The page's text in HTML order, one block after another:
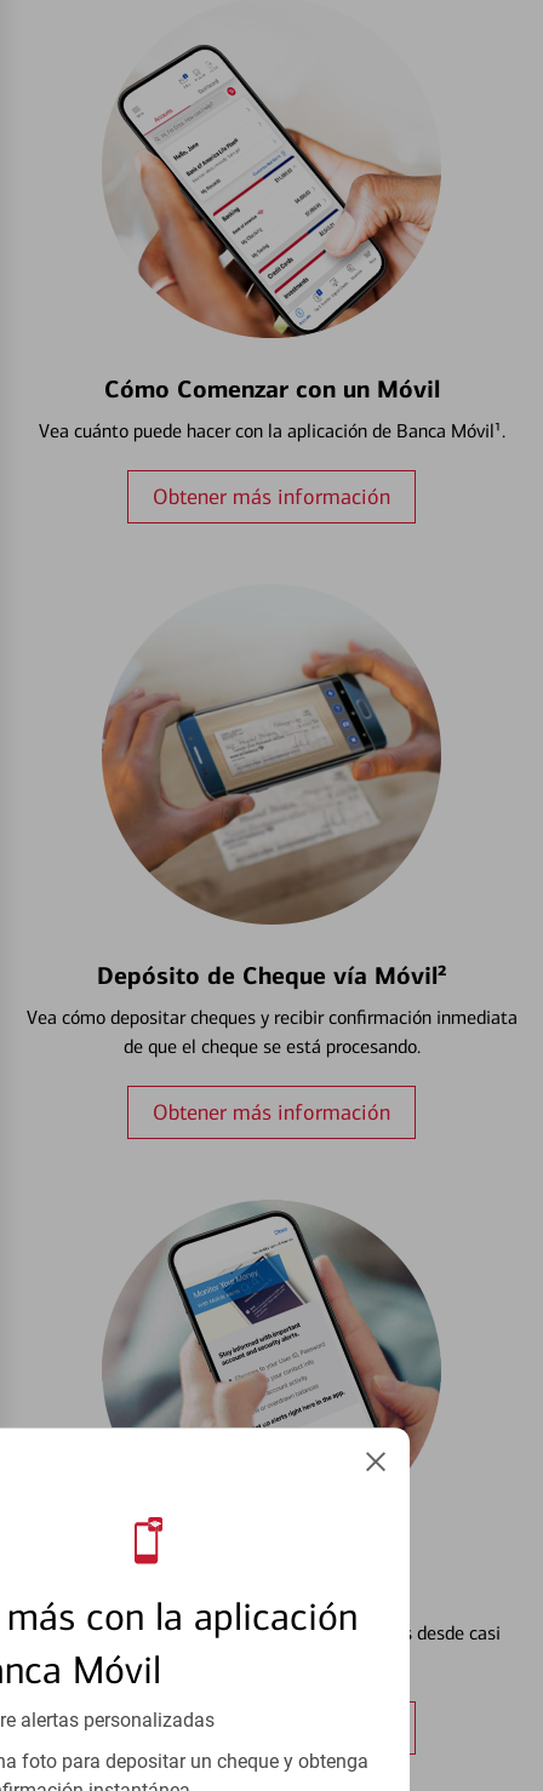
con la aplicación
Móvil
alertas personalizadas
foto para depositar un cheque y obtenga
Cómo Comenzar con un Móvil
Vea cuánto puede hacer con la aplicación de Banca Móvil¹.
Obtener más información
Depósito de Cheque vía Móvil²
Vea cómo depositar cheques y recibir confirmación inmediata
de que el cheque se está procesando.
Obtener más información
Vea cómo mantener el control de sus finanzas desde casi
Obtener más información